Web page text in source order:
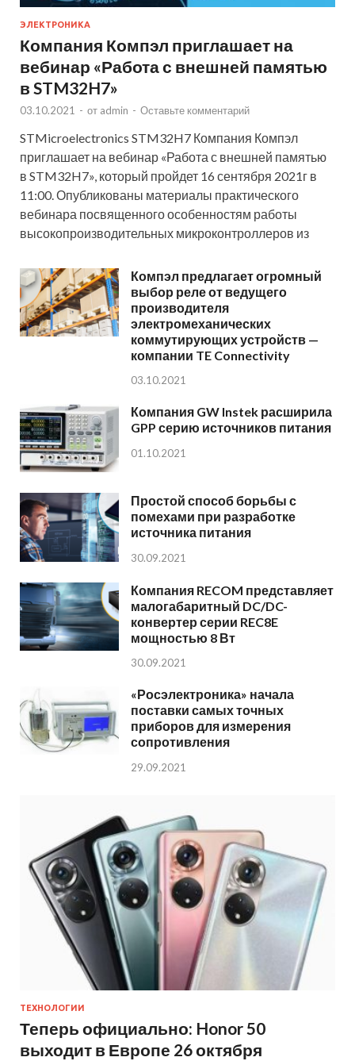
ЭЛЕКТРОНИКА
Компания Компэл приглашает на
вебинар «Работа с внешней памятью
в STM32H7»
03.10.2021 - от admin - Оставьте комментарий
STMicroelectronics STM32H7 Компания Компэл
приглашает на вебинар «Работа с внешней памятью
в STM32H7», который пройдет 16 сентября 2021г в
11:00. Опубликованы материалы практического
вебинара посвященного особенностям работы
высокопроизводительных микроконтроллеров из
Компэл предлагает огромный
выбор реле от ведущего
производителя
электромеханических
коммутирующих устройств —
компании TE Connectivity
03.10.2021
Компания GW Instek расширила
GPP серию источников питания
01.10.2021
Простой способ борьбы с
помехами при разработке
источника питания
30.09.2021
Компания RECOM представляет
малогабаритный DC/DC-
конвертер серии REC8E
мощностью 8 Вт
30.09.2021
«Росэлектроника» начала
поставки самых точных
приборов для измерения
сопротивления
29.09.2021
ТЕХНОЛОГИИ
Теперь официально: Honor 50
выходит в Европе 26 октября